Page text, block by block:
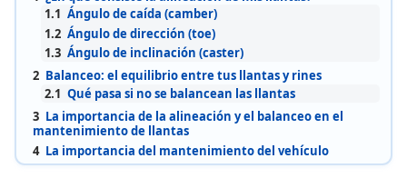
1.1 Ángulo de caída (camber)
1.2 Ángulo de dirección (toe)
1.3 Ángulo de inclinación (caster)
2 Balanceo: el equilibrio entre tus llantas y rines
2.1 Qué pasa si no se balancean las llantas
3 La importancia de la alineación y el balanceo en el
mantenimiento de llantas
4 La importancia del mantenimiento del vehículo